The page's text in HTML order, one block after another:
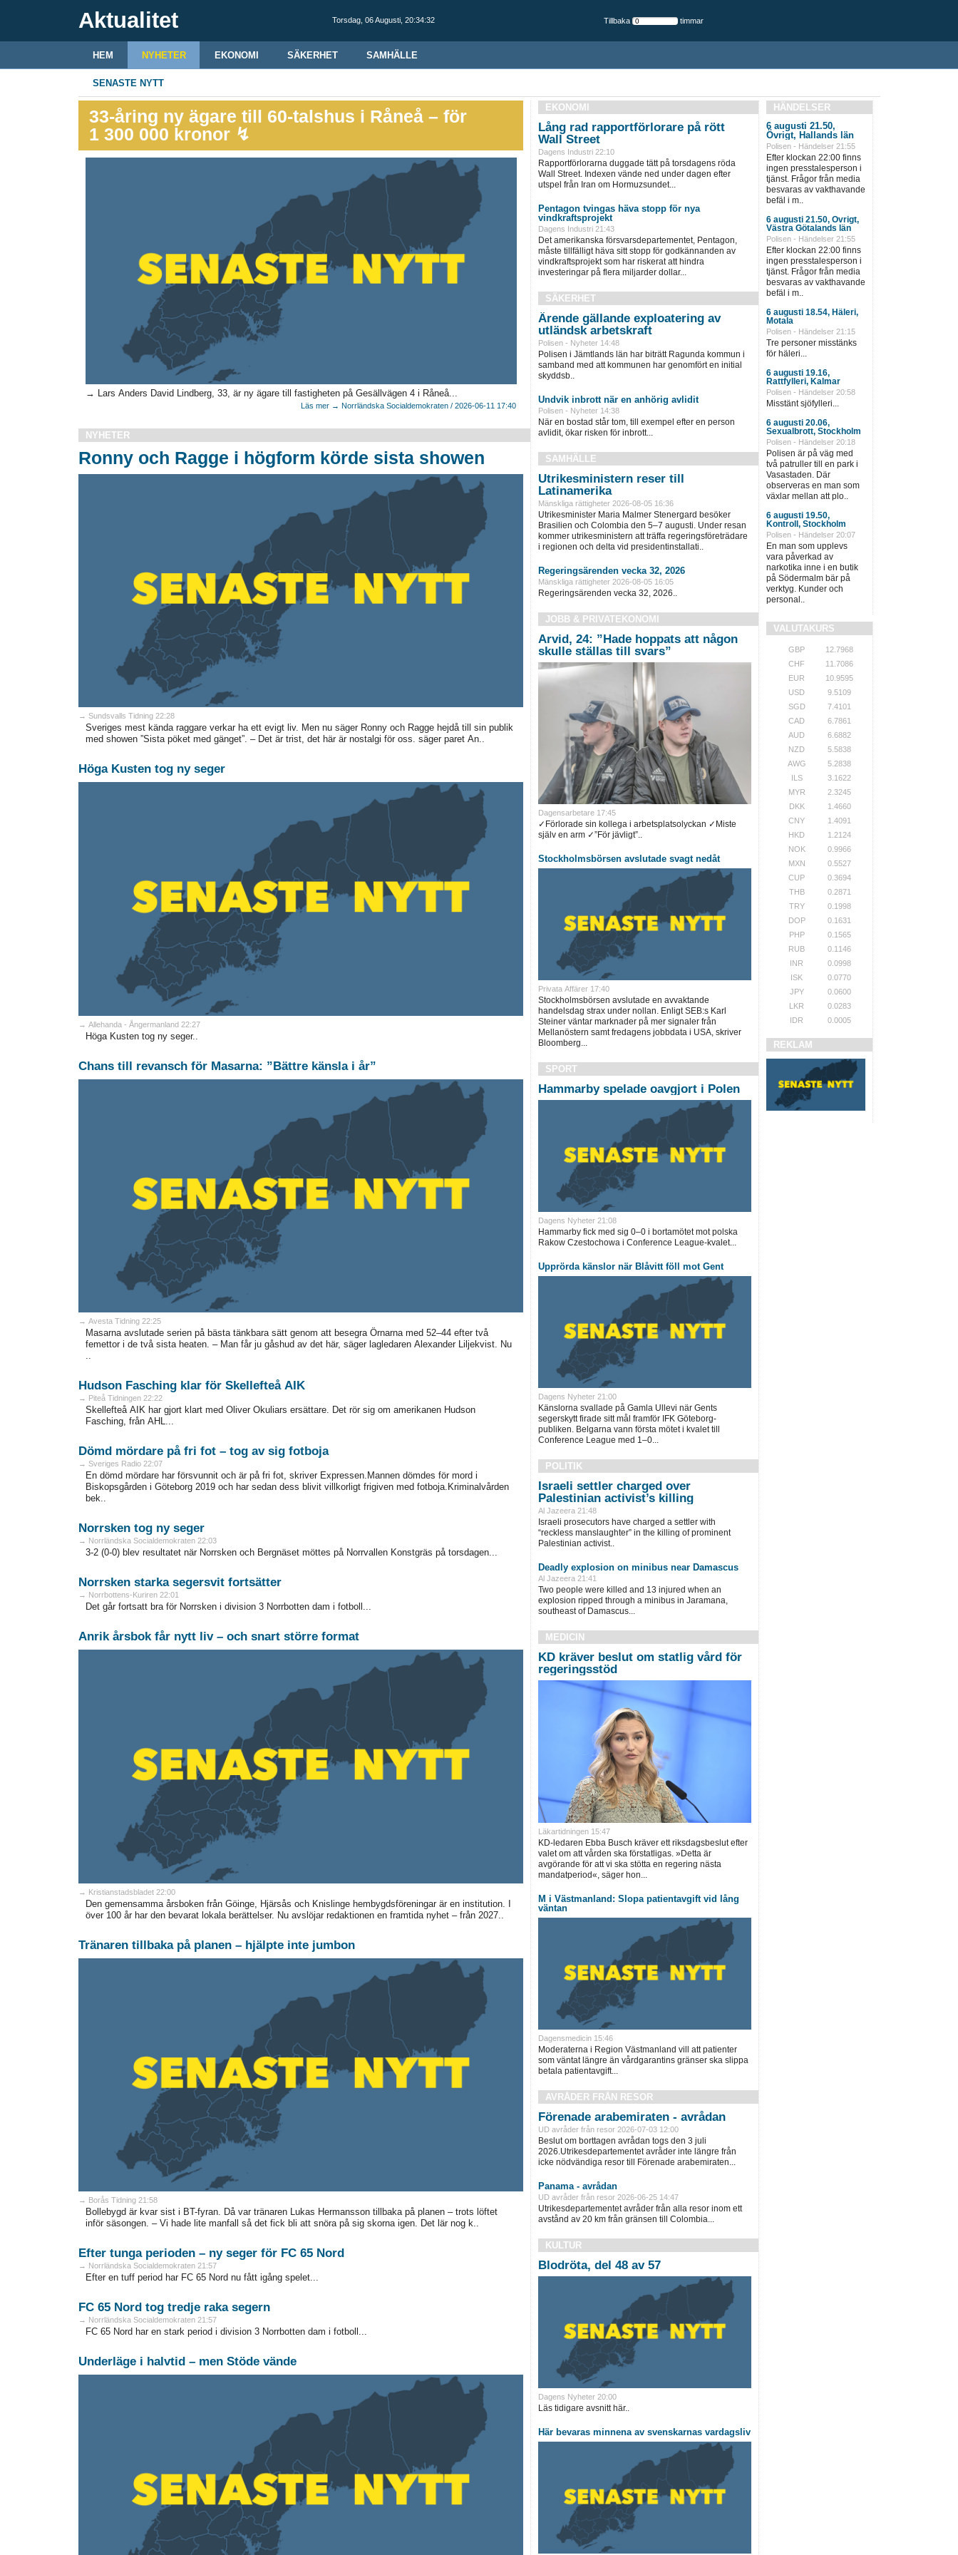
Aktualitet Torsdag, 06 Augusti, 20:34:33 Tillbaka timmar
HEM NYHETER EKONOMI SÄKERHET SAMHÄLLE
SENASTE NYTT
33-åring ny ägare till 60-talshus i Råneå – för
1 300 000 kronor ↯
→ Lars Anders David Lindberg, 33, är ny ägare till fastigheten på Gesällvägen 4 i Råneå...
Läs mer → Norrländska Socialdemokraten / 2026-06-11 17:40
NYHETER
Ronny och Ragge i högform körde sista showen
→ Sundsvalls Tidning 22:28
Sveriges mest kända raggare verkar ha ett evigt liv. Men nu säger Ronny och Ragge hejdå till sin publik
med showen ”Sista pöket med gänget”. – Det är trist, det här är nostalgi för oss. säger paret An..
Höga Kusten tog ny seger
→ Allehanda - Ångermanland 22:27
Höga Kusten tog ny seger..
Chans till revansch för Masarna: ”Bättre känsla i år”
→ Avesta Tidning 22:25
Masarna avslutade serien på bästa tänkbara sätt genom att besegra Örnarna med 52–44 efter två
femettor i de två sista heaten. – Man får ju gåshud av det här, säger lagledaren Alexander Liljekvist. Nu
..
Hudson Fasching klar för Skellefteå AIK
→ Piteå Tidningen 22:22
Skellefteå AIK har gjort klart med Oliver Okuliars ersättare. Det rör sig om amerikanen Hudson
Fasching, från AHL...
Dömd mördare på fri fot – tog av sig fotboja
→ Sveriges Radio 22:07
En dömd mördare har försvunnit och är på fri fot, skriver Expressen.Mannen dömdes för mord i
Biskopsgården i Göteborg 2019 och har sedan dess blivit villkorligt frigiven med fotboja.Kriminalvården
bek..
Norrsken tog ny seger
→ Norrländska Socialdemokraten 22:03
3-2 (0-0) blev resultatet när Norrsken och Bergnäset möttes på Norrvallen Konstgräs på torsdagen...
Norrsken starka segersvit fortsätter
→ Norrbottens-Kuriren 22:01
Det går fortsatt bra för Norrsken i division 3 Norrbotten dam i fotboll...
Anrik årsbok får nytt liv – och snart större format
→ Kristianstadsbladet 22:00
Den gemensamma årsboken från Göinge, Hjärsås och Knislinge hembygdsföreningar är en institution. I
över 100 år har den bevarat lokala berättelser. Nu avslöjar redaktionen en framtida nyhet – från 2027..
Tränaren tillbaka på planen – hjälpte inte jumbon
→ Borås Tidning 21:58
Bollebygd är kvar sist i BT-fyran. Då var tränaren Lukas Hermansson tillbaka på planen – trots löftet
inför säsongen. – Vi hade lite manfall så det fick bli att snöra på sig skorna igen. Det lär nog k..
Efter tunga perioden – ny seger för FC 65 Nord
→ Norrländska Socialdemokraten 21:57
Efter en tuff period har FC 65 Nord nu fått igång spelet...
FC 65 Nord tog tredje raka segern
→ Norrländska Socialdemokraten 21:57
FC 65 Nord har en stark period i division 3 Norrbotten dam i fotboll...
Underläge i halvtid – men Stöde vände
EKONOMI
Lång rad rapportförlorare på rött
Wall Street
Dagens Industri 22:10
Rapportförlorarna duggade tätt på torsdagens röda
Wall Street. Indexen vände ned under dagen efter
utspel från Iran om Hormuzsundet...
Pentagon tvingas häva stopp för nya
vindkraftsprojekt
Dagens Industri 21:43
Det amerikanska försvarsdepartementet, Pentagon,
måste tillfälligt häva sitt stopp för godkännanden av
vindkraftsprojekt som har riskerat att hindra
investeringar på flera miljarder dollar...
SÄKERHET
Ärende gällande exploatering av
utländsk arbetskraft
Polisen - Nyheter 14:48
Polisen i Jämtlands län har biträtt Ragunda kommun i
samband med att kommunen har genomfört en initial
skyddsb..
Undvik inbrott när en anhörig avlidit
Polisen - Nyheter 14:38
När en bostad står tom, till exempel efter en person
avlidit, ökar risken för inbrott...
SAMHÄLLE
Utrikesministern reser till
Latinamerika
Mänskliga rättigheter 2026-08-05 16:36
Utrikesminister Maria Malmer Stenergard besöker
Brasilien och Colombia den 5–7 augusti. Under resan
kommer utrikesministern att träffa regeringsföreträdare
i regionen och delta vid presidentinstallati..
Regeringsärenden vecka 32, 2026
Mänskliga rättigheter 2026-08-05 16:05
Regeringsärenden vecka 32, 2026..
JOBB & PRIVATEKONOMI
Arvid, 24: ”Hade hoppats att någon
skulle ställas till svars”
Dagensarbetare 17:45
✓Förlorade sin kollega i arbetsplatsolyckan ✓Miste
själv en arm ✓”För jävligt”..
Stockholmsbörsen avslutade svagt nedåt
Privata Affärer 17:40
Stockholmsbörsen avslutade en avvaktande
handelsdag strax under nollan. Enligt SEB:s Karl
Steiner väntar marknader på mer signaler från
Mellanöstern samt fredagens jobbdata i USA, skriver
Bloomberg...
SPORT
Hammarby spelade oavgjort i Polen
Dagens Nyheter 21:08
Hammarby fick med sig 0–0 i bortamötet mot polska
Rakow Czestochowa i Conference League-kvalet...
Upprörda känslor när Blåvitt föll mot Gent
Dagens Nyheter 21:00
Känslorna svallade på Gamla Ullevi när Gents
segerskytt firade sitt mål framför IFK Göteborg-
publiken. Belgarna vann första mötet i kvalet till
Conference League med 1–0...
POLITIK
Israeli settler charged over
Palestinian activist’s killing
Al Jazeera 21:48
Israeli prosecutors have charged a settler with
“reckless manslaughter” in the killing of prominent
Palestinian activist..
Deadly explosion on minibus near Damascus
Al Jazeera 21:41
Two people were killed and 13 injured when an
explosion ripped through a minibus in Jaramana,
southeast of Damascus...
MEDICIN
KD kräver beslut om statlig vård för
regeringsstöd
Läkartidningen 15:47
KD-ledaren Ebba Busch kräver ett riksdagsbeslut efter
valet om att vården ska förstatligas. »Detta är
avgörande för att vi ska stötta en regering nästa
mandatperiod«, säger hon...
M i Västmanland: Slopa patientavgift vid lång
väntan
Dagensmedicin 15:46
Moderaterna i Region Västmanland vill att patienter
som väntat längre än vårdgarantins gränser ska slippa
betala patientavgift...
AVRÅDER FRÅN RESOR
Förenade arabemiraten - avrådan
UD avråder från resor 2026-07-03 12:00
Beslut om borttagen avrådan togs den 3 juli
2026.Utrikesdepartementet avråder inte längre från
icke nödvändiga resor till Förenade arabemiraten...
Panama - avrådan
UD avråder från resor 2026-06-25 14:47
Utrikesdepartementet avråder från alla resor inom ett
avstånd av 20 km från gränsen till Colombia...
KULTUR
Blodröta, del 48 av 57
Dagens Nyheter 20:00
Läs tidigare avsnitt här..
Här bevaras minnena av svenskarnas vardagsliv
HÄNDELSER
6 augusti 21.50,
Övrigt, Hallands län
Polisen - Händelser 21:55
Efter klockan 22:00 finns
ingen presstalesperson i
tjänst. Frågor från media
besvaras av vakthavande
befäl i m..
6 augusti 21.50, Övrigt,
Västra Götalands län
Polisen - Händelser 21:55
Efter klockan 22:00 finns
ingen presstalesperson i
tjänst. Frågor från media
besvaras av vakthavande
befäl i m..
6 augusti 18.54, Häleri,
Motala
Polisen - Händelser 21:15
Tre personer misstänks
för häleri...
6 augusti 19.16,
Rattfylleri, Kalmar
Polisen - Händelser 20:58
Misstänt sjöfylleri...
6 augusti 20.06,
Sexualbrott, Stockholm
Polisen - Händelser 20:18
Polisen är på väg med
två patruller till en park i
Vasastaden. Där
observeras en man som
växlar mellan att plo..
6 augusti 19.50,
Kontroll, Stockholm
Polisen - Händelser 20:07
En man som upplevs
vara påverkad av
narkotika inne i en butik
på Södermalm bär på
verktyg. Kunder och
personal..
VALUTAKURS
GBP
12.7968
CHF
11.7086
EUR
10.9595
USD
9.5109
SGD
7.4101
CAD
6.7861
AUD
6.6882
NZD
5.5838
AWG
5.2838
ILS
3.1622
MYR
2.3245
DKK
1.4660
CNY
1.4091
HKD
1.2124
NOK
0.9966
MXN
0.5527
CUP
0.3694
THB
0.2871
TRY
0.1998
DOP
0.1631
PHP
0.1565
RUB
0.1146
INR
0.0998
ISK
0.0770
JPY
0.0600
LKR
0.0283
IDR
0.0005
REKLAM